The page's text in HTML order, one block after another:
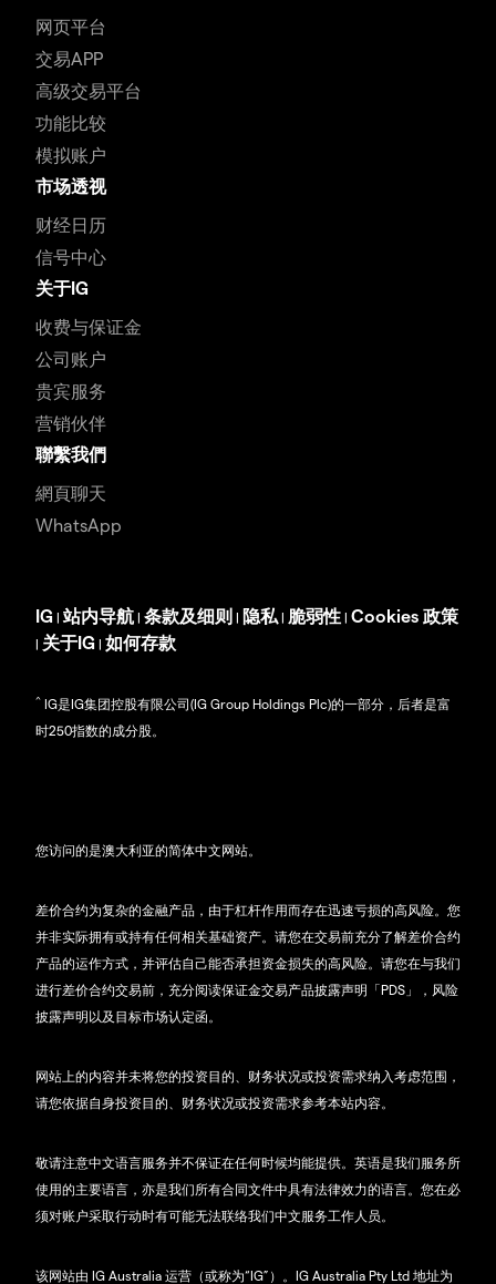
网页平台
交易APP
高级交易平台
功能比较
模拟账户
市场透视
财经日历
信号中心
关于IG
收费与保证金
公司账户
贵宾服务
营销伙伴
聯繫我們
網頁聊天
WhatsApp
IG |站内导航 | 条款及细则 | 隐私 | 脆弱性 | Cookies 政策
| 关于IG | 如何存款
^ IG是IG集团控股有限公司(IG Group Holdings Plc)的一部分，后者是富
时250指数的成分股。
您访问的是澳大利亚的简体中文网站。
差价合约为复杂的金融产品，由于杠杆作用而存在迅速亏损的高风险。您
并非实际拥有或持有任何相关基础资产。请您在交易前充分了解差价合约
产品的运作方式，并评估自己能否承担资金损失的高风险。请您在与我们
进行差价合约交易前，充分阅读保证金交易产品披露声明「PDS」，风险
披露声明以及目标市场认定函。
网站上的内容并未将您的投资目的、财务状况或投资需求纳入考虑范围，
请您依据自身投资目的、财务状况或投资需求参考本站内容。
敬请注意中文语言服务并不保证在任何时候均能提供。英语是我们服务所
使用的主要语言，亦是我们所有合同文件中具有法律效力的语言。您在必
须对账户采取行动时有可能无法联络我们中文服务工作人员。
该网站由 IG Australia 运营（或称为“IG”）。IG Australia Pty Ltd 地址为